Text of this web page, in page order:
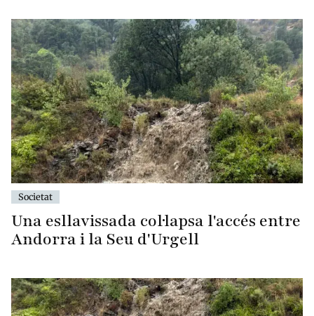
Societat
Una esllavissada col·lapsa l'accés entre
Andorra i la Seu d'Urgell